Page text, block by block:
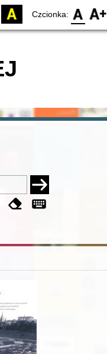
BY Czcionka: F0 F1